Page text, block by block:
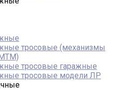
тросовые (механизмы
тросовые гаражные
тросовые модели ЛР